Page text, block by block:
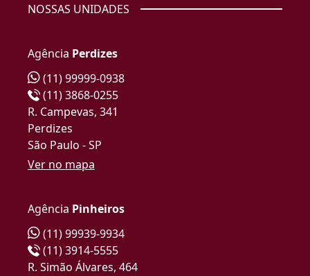
NOSSAS UNIDADES
Agência Perdizes
(11) 99999-0938
(11) 3868-0255
R. Campevas, 341
Perdizes
São Paulo - SP
Ver no mapa
Agência Pinheiros
(11) 99939-9934
(11) 3914-5555
R. Simão Álvares, 464